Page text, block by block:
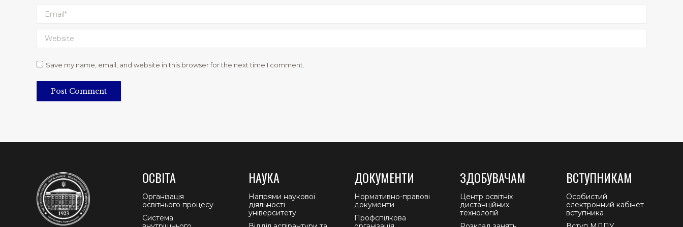
Email *
Website
Save my name, email, and website in this browser for the next time I comment.
Post Comment
ОСВІТА
Організація
освітнього процесу
Система
НАУКА
Напрями наукової
діяльності
університету
ДОКУМЕНТИ
Нормативно-правові
документи
Профспілкова
ЗДОБУВАЧАМ
Центр освітніх
дистанційних
технологій
ВСТУПНИКАМ
Особистий
електронний кабінет
вступника